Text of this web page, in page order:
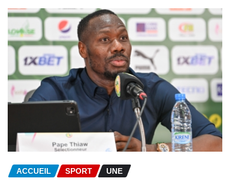
ACCUEIL SPORT UNE